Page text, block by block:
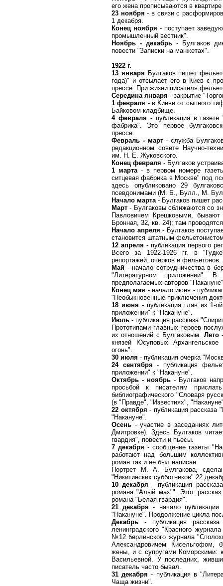
его жена прописываются в
23 ноября - в связи с
1 декабря.
Конец ноября - поступает
промышленный вестник".
Ноябрь - декабрь - Булгаков
повести "Записки на манжетах".
1922 г.
13 января Булгаков пишет
года)" и отсылает его в Киев с
прессе. При жизни писателя
Середина января - закрытие
1 февраля - в Киеве от сыпного
Байковом кладбище.
4 февраля - публикация в
фабрика". Это первое
прессе.
Февраль - март- служба
редакционном совете Научно-
им. Н. Е. Жуковского.
Конец февраля - Булгаков
1 марта - в первом номере
ситцевая фабрика в Москве" под
здесь опубликовано 29
псевдонимами (М. Б., Булл., М.
Начало марта - Булгаков пишет
Март - Булгаковы сближаются со
Павловичем Крешковыми,
Бронная, 32, кв. 24); там
Начало апреля - Булгаков
становится штатным
12 апреля - публикация первого
Всего за 1922-1926 гг. в
репортажей, очерков и фельетонов.
Май - начало сотрудничества в
"Литературном приложении".
предполагаемых авторов
Конец мая - начало июня -
"Необыкновенные приключения
18 июня - публикация глав из 1-
приложении" к "Накануне".
Июль - публикация рассказа
Прототипами главных героев
их отношений с Булгаковым. Лето-
князей Юсуповых
огонь".
30 июля - публикация очерка
24 сентября - публикация
приложении" к "Накануне".
Октябрь - ноябрь - Булгаков
просьбой к писателям
библиографического "Словаря
(в "Правде", "Известиях",
22 октября - публикация рассказа
"Накануне".
Осень - участие в заседаниях
Дмитровке). Здесь Булгаков
гвардия", повести и пьесы.
7 декабря - сообщение газеты
работают над большим
роман так и не был написан.
Портрет М. А. Булгакова,
"Никитинских субботников" 22
10 декабря - публикация
романа "Алый мах"". Этот рассказ
романа "Белая гвардия".
21 декабря - начало публикации
"Накануне". Продолжение цикла
Декабрь - публикация
ленинградского "Красного
№12 берлинского журнала
Александровичем Кисельгофом,
жены, и с супругами Коморскими:
Васильевной. У последних,
писатель часто бывал.
31 декабря - публикация в
Чаща жизни".